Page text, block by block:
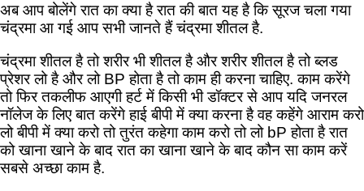
अब आप बोलेंगे रात का क्या है रात की बात यह है कि सूरज चला गया
चंद्रमा आ गई आप सभी जानते हैं चंद्रमा शीतल है.
चंद्रमा शीतल है तो शरीर भी शीतल है और शरीर शीतल है तो ब्लड
प्रेशर लो है और लो BP होता है तो काम ही करना चाहिए. काम करेंगे
तो फिर तकलीफ आएगी हर्ट में किसी भी डॉक्टर से आप यदि जनरल
नॉलेज के लिए बात करेंगे हाई बीपी में क्या करना है वह कहेंगे आराम करो
लो बीपी में क्या करो तो तुरंत कहेगा काम करो तो लो bP होता है रात
को खाना खाने के बाद रात का खाना खाने के बाद कौन सा काम करें
सबसे अच्छा काम है.